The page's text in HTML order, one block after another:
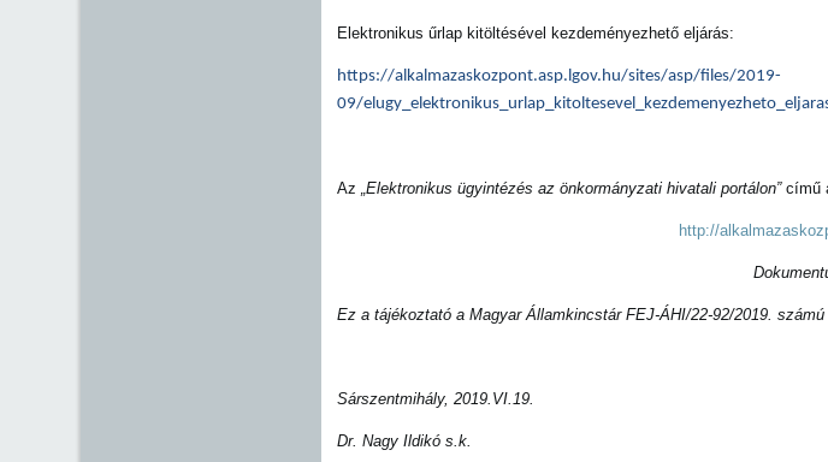
Elektronikus űrlap kitöltésével kezdeményezhető eljárás:
https://alkalmazaskozpont.asp.lgov.hu/sites/asp/files/2019-
09/
Az„Elektronikus ügyintézés az önkormányzati hivatali portálon”című
http://
Ez a tájékoztató a Magyar Államkincstár FEJ-ÁHI/22-92/2019.
Sárszentmihály, 2019.VI.19.
Dr. Nagy Ildikó s.k.